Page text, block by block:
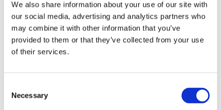
We also share information about your use of our site with
our social media, advertising and analytics partners who
may combine it with other information that you’ve
provided to them or that they’ve collected from your use
of their services.
Selection
Necessary
Städmaterial